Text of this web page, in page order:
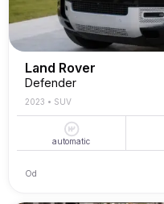
Land Rover
Defender
2023 • SUV
automatic
Od